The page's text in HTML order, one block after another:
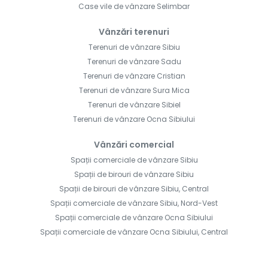
Case vile de vânzare Selimbar
Vânzări terenuri
Terenuri de vânzare Sibiu
Terenuri de vânzare Sadu
Terenuri de vânzare Cristian
Terenuri de vânzare Sura Mica
Terenuri de vânzare Sibiel
Terenuri de vânzare Ocna Sibiului
Vânzări comercial
Spații comerciale de vânzare Sibiu
Spații de birouri de vânzare Sibiu
Spații de birouri de vânzare Sibiu, Central
Spații comerciale de vânzare Sibiu, Nord-Vest
Spații comerciale de vânzare Ocna Sibiului
Spații comerciale de vânzare Ocna Sibiului, Central